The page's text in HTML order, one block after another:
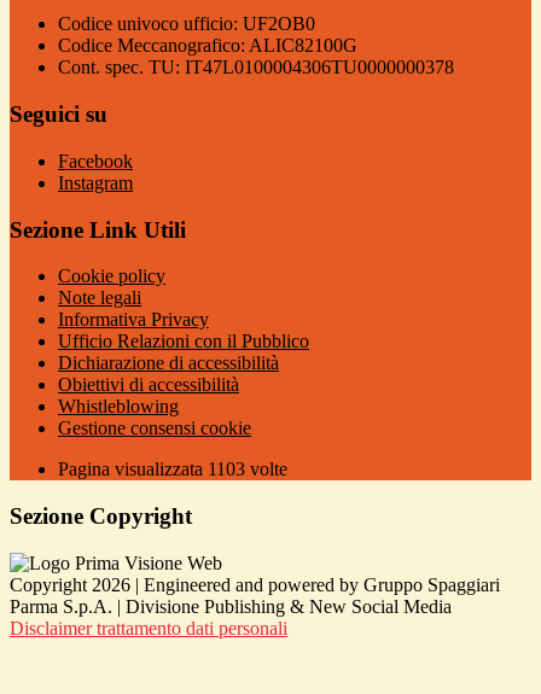
Codice univoco ufficio: UF2OB0
Codice Meccanografico: ALIC82100G
Cont. spec. TU: IT47L0100004306TU0000000378
Seguici su
Facebook
Instagram
Sezione Link Utili
Cookie policy
Note legali
Informativa Privacy
Ufficio Relazioni con il Pubblico
Dichiarazione di accessibilità
Obiettivi di accessibilità
Whistleblowing
Gestione consensi cookie
Pagina visualizzata 1103 volte
Sezione Copyright
Copyright 2026 | Engineered and powered by Gruppo Spaggiari
Parma S.p.A. | Divisione Publishing & New Social Media
Disclaimer trattamento dati personali